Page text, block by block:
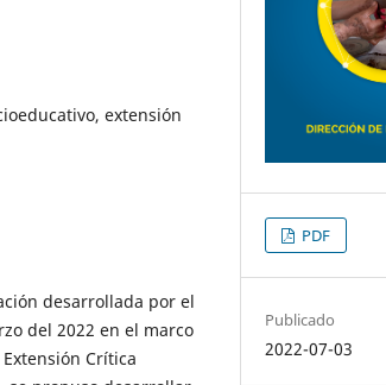
extensión
desarrollada por el
del 2022 en el marco
Crítica
PDF
Publicado
2022-07-03